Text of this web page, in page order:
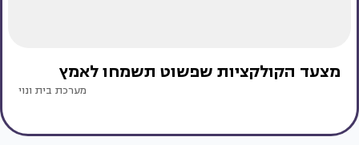
מצעד הקולקציות שפשוט תשמחו לאמץ
מערכת בית ונוי